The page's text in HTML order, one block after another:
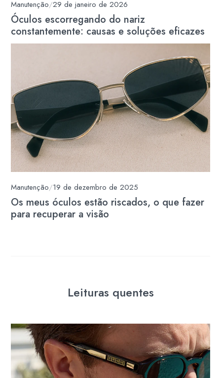
Manutenção/29 de janeiro de 2026
Óculos escorregando do nariz
constantemente: causas e soluções eficazes
Manutenção/19 de dezembro de 2025
Os meus óculos estão riscados, o que fazer
para recuperar a visão
Leituras quentes